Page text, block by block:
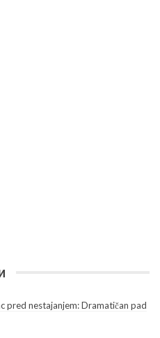
pred nestajanjem: Dramatičan pad